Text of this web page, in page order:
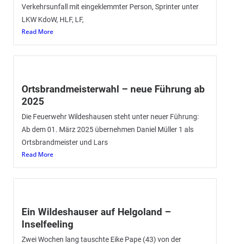
Verkehrsunfall mit eingeklemmter Person, Sprinter unter
LKW KdoW, HLF, LF,
Read More
Ortsbrandmeisterwahl – neue Führung ab
2025
Die Feuerwehr Wildeshausen steht unter neuer Führung:
Ab dem 01. März 2025 übernehmen Daniel Müller 1 als
Ortsbrandmeister und Lars
Read More
Ein Wildeshauser auf Helgoland –
Inselfeeling
Zwei Wochen lang tauschte Eike Pape (43) von der